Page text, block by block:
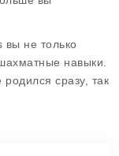
вы не только
навыки.
сразу, так